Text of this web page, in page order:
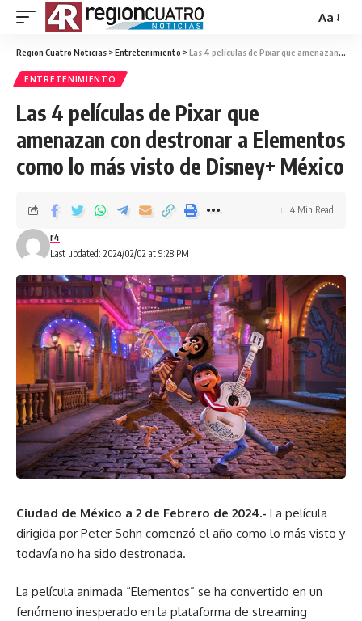
Aa
Region Cuatro Noticias >Entretenimiento >Las 4 películas de Pixar que amenazan con destronar a Elementos como lo más visto de Disney+ México
ENTRETENIMIENTO
Las 4 películas de Pixar que
amenazan con destronar a Elementos
como lo más visto de Disney+ México
Last updated: 2024/02/02 at 9:28 PM
r4
4 Min Read
Ciudad de México a 2 de Febrero de 2024.- La película
dirigida por Peter Sohn comenzó el año como lo más visto y
todavía no ha sido destronada.
La película animada “Elementos” se ha convertido en un
fenómeno inesperado en la plataforma de streaming